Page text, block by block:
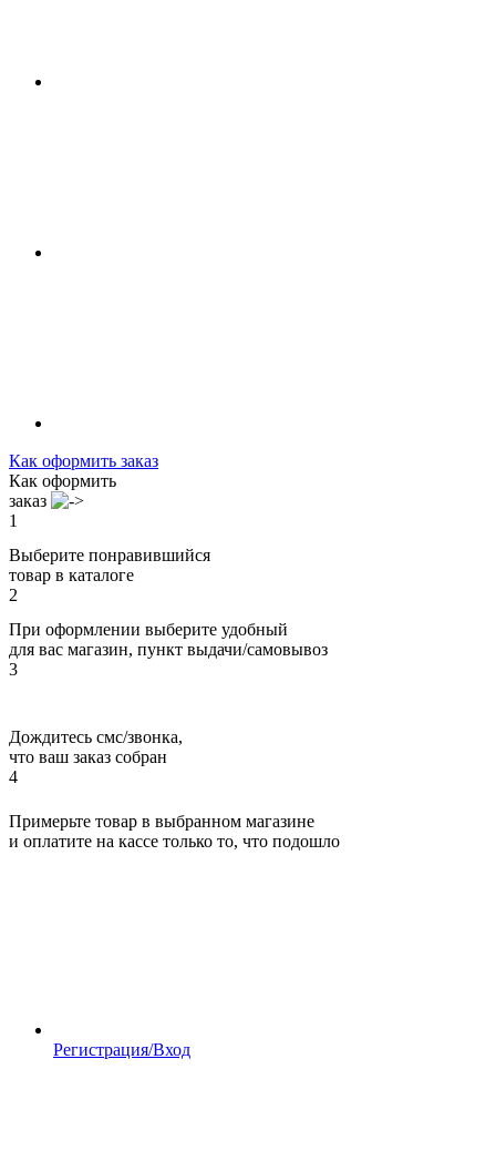
Как оформить заказ
Как оформить
заказ
1
Выберите понравившийся
товар в каталоге
2
При оформлении выберите удобный
для вас магазин, пункт выдачи/самовывоз
3
Дождитесь смс/звонка,
что ваш заказ собран
4
Примерьте товар в выбранном магазине
и оплатите на кассе только то, что подошло
Регистрация/Вход